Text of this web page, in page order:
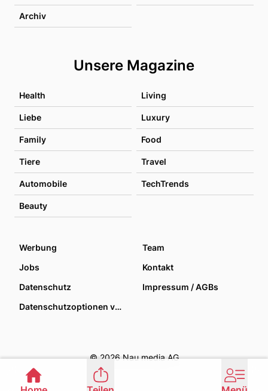
Archiv
Unsere Magazine
Health Living
Liebe Luxury
Family Food
Tiere Travel
Automobile TechTrends
Beauty
Werbung
Team
Jobs
Kontakt
Datenschutz
Impressum / AGBs
Datenschutzoptionen verwalten
© 2026 Nau media AG